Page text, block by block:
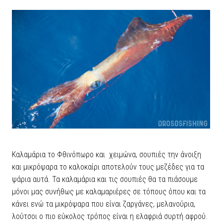
Καλαμάρια το Φθινόπωρο και χειμώνα, σουπιές την άνοιξη
και μικρόψαρα το καλοκαίρι αποτελούν τους μεζέδες για τα
ψάρια αυτά. Τα καλαμάρια και τις σουπιές θα τα πιάσουμε
μόνοι μας συνήθως με καλαμαριέρες σε τόπους όπου και τα
κάνει ενώ τα μικρόψαρα που είναι ζαργάνες, μελανούρια,
λούτσοι ο πιο εύκολος τρόπος είναι η ελαφριά συρτή αφρού.